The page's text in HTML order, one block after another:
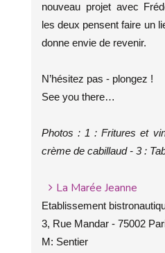
nouveau projet avec
les deux pensent faire un
donne envie de revenir.
N’hésitez pas - plongez !
See you there…
Photos : 1 : Fritures et
crème de cabillaud - 3 :
La Marée Jeanne
Etablissement
3, Rue Mandar - 75002
M: Sentier